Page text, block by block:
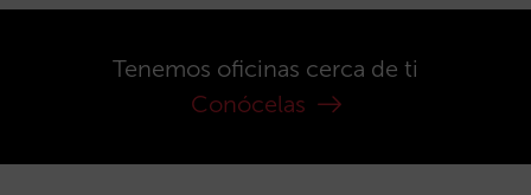
Tenemos oficinas cerca de ti
Conócelas